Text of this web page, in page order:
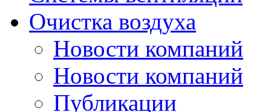
Очистка воздуха
Новости компаний
Новости компаний
Публикации